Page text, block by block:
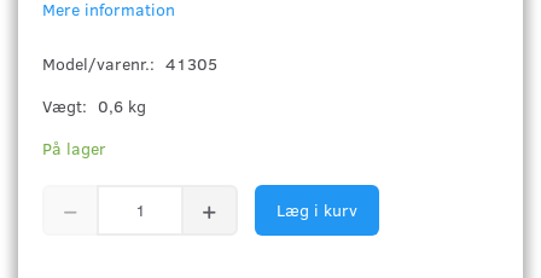
Mere information
Model/varenr.: 41305
Vægt: 0,6 kg
På lager
Læg i kurv